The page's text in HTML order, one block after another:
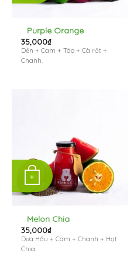
Purple Orange
35,000₫
Dền + Cam + Táo + Cà rốt +
Chanh.
+
Melon Chia
35,000₫
Dưa Hấu + Cam + Chanh + Hạt
Chia